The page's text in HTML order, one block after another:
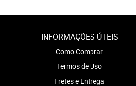
INFORMAÇÕES ÚTEIS
Como Comprar
Termos de Uso
Fretes e Entrega